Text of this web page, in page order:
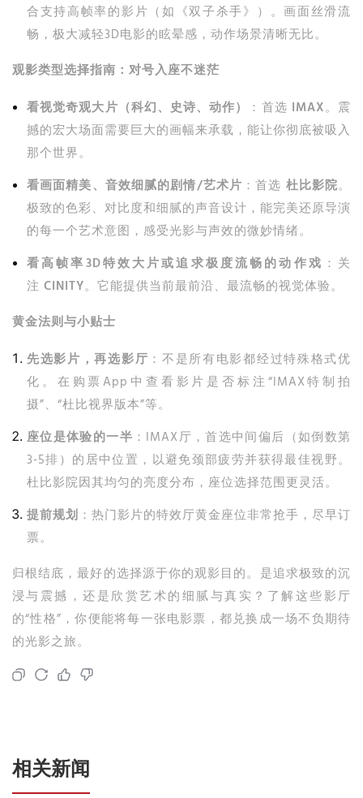
合支持高帧率的影片（如《双子杀手》）。画面丝滑流
畅，极大减轻3D电影的眩晕感，动作场景清晰无比。
观影类型选择指南：对号入座不迷茫
看视觉奇观大片（科幻、史诗、动作）
：首选 IMAX。震
撼的宏大场面需要巨大的画幅来承载，能让你彻底被吸入
那个世界。
看画面精美、音效细腻的剧情/艺术片 ：首选 杜比影院。
极致的色彩、对比度和细腻的声音设计，能完美还原导演
的每一个艺术意图，感受光影与声效的微妙情绪。
看高帧率3D特效大片或追求极度流畅的动作戏 ：关
注 CINITY。它能提供当前最前沿、最流畅的视觉体验。
黄金法则与小贴士
先选影片，再选影厅 ：不是所有电影都经过特殊格式优
化。在购票App中查看影片是否标注“IMAX特制拍
摄”、“杜比视界版本”等。
座位是体验的一半 ：IMAX厅，首选中间偏后（如倒数第
3-5排）的居中位置，以避免颈部疲劳并获得最佳视野。
杜比影院因其均匀的亮度分布，座位选择范围更灵活。
提前规划 ：热门影片的特效厅黄金座位非常抢手，尽早订
票。
归根结底，最好的选择源于你的观影目的。是追求极致的沉
浸与震撼，还是欣赏艺术的细腻与真实？了解这些影厅
的“性格”，你便能将每一张电影票，都兑换成一场不负期待
的光影之旅。
相关新闻